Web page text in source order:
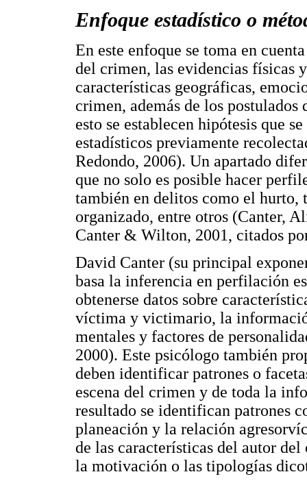
Enfoque estadístico o
En este enfoque se toma en
del crimen, las evidencias físicas
características geográficas,
crimen, además de los
esto se establecen hipótesis que
estadísticos previamente
Redondo, 2006). Un apartado
que no solo es posible hacer
también en delitos como el
organizado, entre otros (Canter,
Canter & Wilton, 2001, citados
David Canter (su principal
basa la inferencia en perfilación
obtenerse datos sobre
víctima y victimario, la
mentales y factores de
2000). Este psicólogo también
deben identificar patrones o
escena del crimen y de toda la
resultado se identifican patrones
planeación y la relación
de las características del autor
la motivación o las tipologías